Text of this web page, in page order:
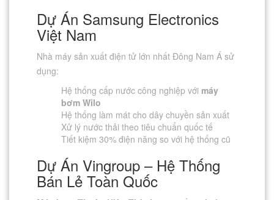
Dự Án Samsung Electronics
Việt Nam
Nhà máy sản xuất điện tử lớn nhất Đông Nam Á sử
dụng:
Hệ thống cấp nước công nghiệp với máy
bơm Wilo
Hệ thống làm mát cho dây chuyền sản xuất
Xử lý nước thải theo tiêu chuẩn quốc tế
Tiết kiệm 30% điện năng so với hệ thống cũ
Dự Án Vingroup – Hệ Thống
Bán Lẻ Toàn Quốc